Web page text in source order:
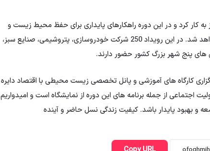
کرد: نمایشگاه محیط زیست از دهه 70 آغاز به کار کرد و در این دوره راهکارهای پایداری برای حفظ محیط زیست و
تبادل نظر با فعالان اقتصادی، اجتماعی و فرهنگی ارائه خواهد شد. در این رویداد 250 شرکت خودروسازی، پتروشیمی، صنایع سبز،
پانلتخصصی زیست محیطی با اقتصاد دایره
اجتماعی از جمله برنامه های این دوره از نمایشگاه است و امیدواریم
و بهبود پایدار باشد. کیفیت زندگی نسل حاضر و آینده